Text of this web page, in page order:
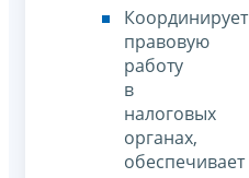
Координирует
правовую
работу
в
налоговых
органах,
обеспечивает